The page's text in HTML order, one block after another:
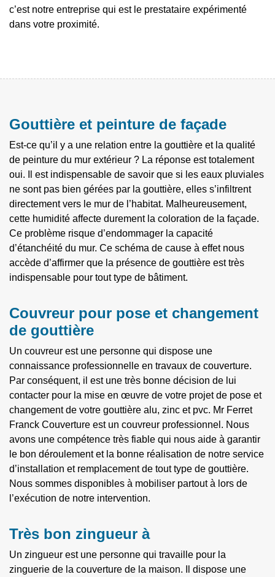
c’est notre entreprise qui est le prestataire expérimenté
dans votre proximité.
Gouttière et peinture de façade
Est-ce qu’il y a une relation entre la gouttière et la qualité
de peinture du mur extérieur ? La réponse est totalement
oui. Il est indispensable de savoir que si les eaux pluviales
ne sont pas bien gérées par la gouttière, elles s’infiltrent
directement vers le mur de l’habitat. Malheureusement,
cette humidité affecte durement la coloration de la façade.
Ce problème risque d’endommager la capacité
d’étanchéité du mur. Ce schéma de cause à effet nous
accède d’affirmer que la présence de gouttière est très
indispensable pour tout type de bâtiment.
Couvreur pour pose et changement
de gouttière
Un couvreur est une personne qui dispose une
connaissance professionnelle en travaux de couverture.
Par conséquent, il est une très bonne décision de lui
contacter pour la mise en œuvre de votre projet de pose et
changement de votre gouttière alu, zinc et pvc. Mr Ferret
Franck Couverture est un couvreur professionnel. Nous
avons une compétence très fiable qui nous aide à garantir
le bon déroulement et la bonne réalisation de notre service
d’installation et remplacement de tout type de gouttière.
Nous sommes disponibles à mobiliser partout à lors de
l’exécution de notre intervention.
Très bon zingueur à
Un zingueur est une personne qui travaille pour la
zinguerie de la couverture de la maison. Il dispose une